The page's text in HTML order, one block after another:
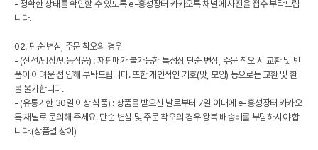
- 정확한 상태를 확인할 수 있도록 e-홍성장터 카카오톡 채널에 사진을 접수 부탁드립
니다.
02. 단순 변심, 주문 착오의 경우
- (신선/냉장/냉동식품) : 재판매가 불가능한 특성상 단순 변심, 주문 착오 시 교환 및 반
품이 어려운 점 양해 부탁드립니다. 또한 개인적인 기호(맛, 모양) 등으로는 교환 및 환
불 불가합니다.
- (유통기한 30일 이상 식품) : 상품을 받으신 날로부터 7일 이내에 e-홍성장터 카카오
톡 채널로 문의해 주세요. 단순 변심 및 주문 착오의 경우 왕복 배송비를 부담하셔야 합
니다.(상품별 상이)